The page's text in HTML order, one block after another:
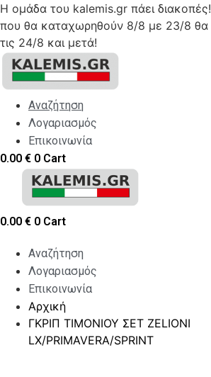
Η ομάδα του kalemis.gr πάει
που θα καταχωρηθούν 8/8 με 23/8 θα
τις 24/8 και μετά!
Skip
content
Αναζήτηση
Λογαριασμός
Επικοινωνία
0.00 € 0 Cart
0.00 € 0 Cart
Αναζήτηση
Λογαριασμός
Επικοινωνία
Αρχική
ΓΚΡΙΠ ΤΙΜΟΝΙΟΥ ΣΕΤ ZELIONI
LX/PRIMAVERA/SPRINT